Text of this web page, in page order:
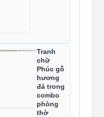
Tranh
chữ
Phúc gỗ
hương
đá trong
combo
phòng
thờ